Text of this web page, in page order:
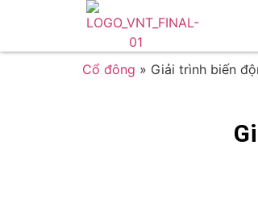
Cổ đông » Giải trình biến